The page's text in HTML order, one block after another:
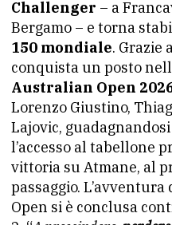
Challenger – a
Bergamo – e torna
150 mondiale. Grazie
conquista un posto
Australian Open
Lorenzo Giustino,
Lajovic,
l’accesso al tabellone
vittoria su Atmane, al
passaggio.
Open si è conclusa